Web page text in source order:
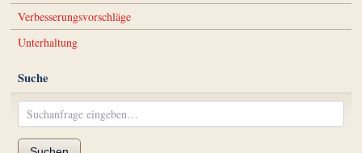
Verbesserungsvorschläge
Unterhaltung
Suche